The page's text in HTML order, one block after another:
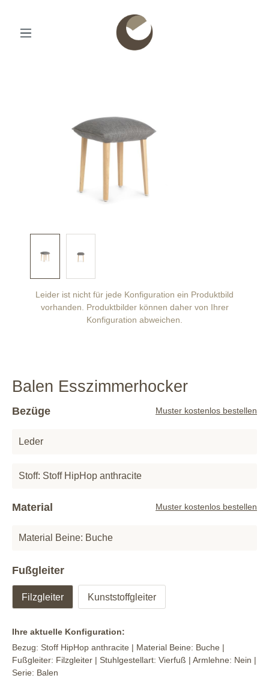
Leider ist nicht für jede Konfiguration ein Produktbild
vorhanden. Produktbilder können daher von Ihrer
Konfiguration abweichen.
Balen Esszimmerhocker
Bezüge Muster kostenlos bestellen
Leder
Stoff: Stoff HipHop anthracite
Material Muster kostenlos bestellen
Material Beine: Buche
Fußgleiter
Filzgleiter Kunststoffgleiter
Ihre aktuelle Konfiguration:
Bezug: Stoff HipHop anthracite | Material Beine: Buche |
Fußgleiter: Filzgleiter | Stuhlgestellart: Vierfuß | Armlehne: Nein |
Serie: Balen